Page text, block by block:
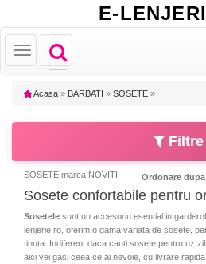
E-
Toggle
navigation
Toggle
navigation
Acasa » BARBATI » SOSETE »
Filtre
SOSETE marca NOVITI Ordonare dupa
Sosete confortabile pentru
Sosetele sunt un accesoriu esential in
lenjerie.ro, oferim o gama variata de sosete,
tinuta. Indiferent daca cauti sosete pentru uz
aici vei gasi ceea ce ai nevoie, cu livrare rapida